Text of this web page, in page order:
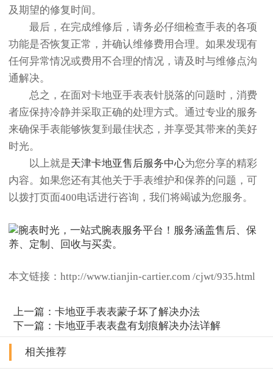
及期望的修复时间。
最后，在完成维修后，请务必仔细检查手表的各项
功能是否恢复正常，并确认维修费用合理。如果发现有
任何异常情况或费用不合理的情况，请及时与维修点沟
通解决。
总之，在面对卡地亚手表表针脱落的问题时，消费
者应保持冷静并采取正确的处理方式。通过专业的服务
来确保手表能够恢复到最佳状态，并享受其带来的美好
时光。
以上就是天津卡地亚售后服务中心为您分享的精彩
内容。如果您还有其他关于手表维护和保养的问题，可
以拨打页面400电话进行咨询，我们将竭诚为您服务。
本文链接：http://www.tianjin-cartier.com /cjwt/935.html
上一篇：卡地亚手表表蒙子坏了解决办法
下一篇：卡地亚手表表盘有划痕解决办法详解
相关推荐